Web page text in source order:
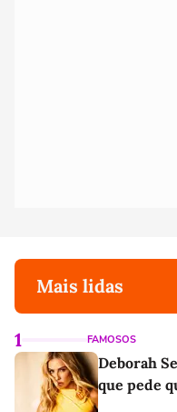
Mais lidas
1 FAMOSOS
Deborah
que pede